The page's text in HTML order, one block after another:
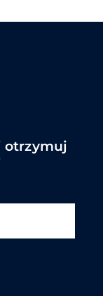
otrzymuj